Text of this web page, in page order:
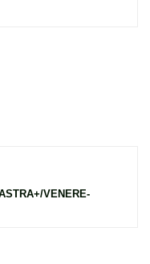
VENERE-